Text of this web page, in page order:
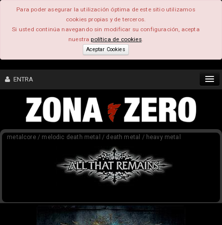
Para poder asegurar la utilización óptima de este sitio utilizamos
cookies propias y de terceros.
Si usted continúa navegando sin modificar su configuración, acepta
nuestrapolítica de cookies.
Aceptar Cookies
ENTRA
CONTENIDO
metalcore / melodic death metal / death metal / heavy metal